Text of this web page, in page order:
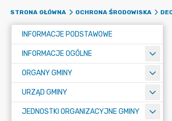
STRONA GŁÓWNA OCHRONA ŚRODOWISKA
INFORMACJE PODSTAWOWE
INFORMACJE OGÓLNE
ORGANY GMINY
URZĄD GMINY
JEDNOSTKI ORGANIZACYJNE GMINY